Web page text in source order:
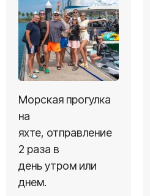
Морская прогулка
на
яхте, отправление
2 раза в
день утром или
днем.